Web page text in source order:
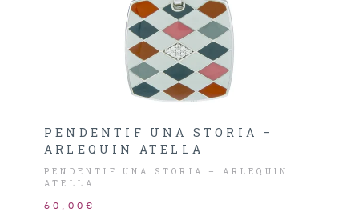
PENDENTIF UNA STORIA –
ARLEQUIN ATELLA
PENDENTIF UNA STORIA – ARLEQUIN
ATELLA
60,00€